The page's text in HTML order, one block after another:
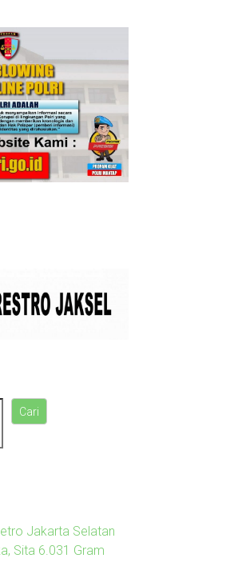
Cari
Jakarta Selatan
Sita 6.031 Gram